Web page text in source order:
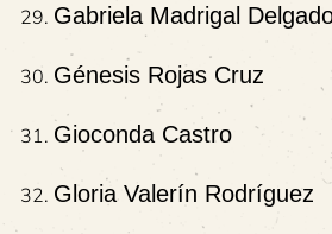
Gabriela Madrigal
Génesis Rojas Cruz
Gioconda Castro
Gloria Valerín Rodríguez